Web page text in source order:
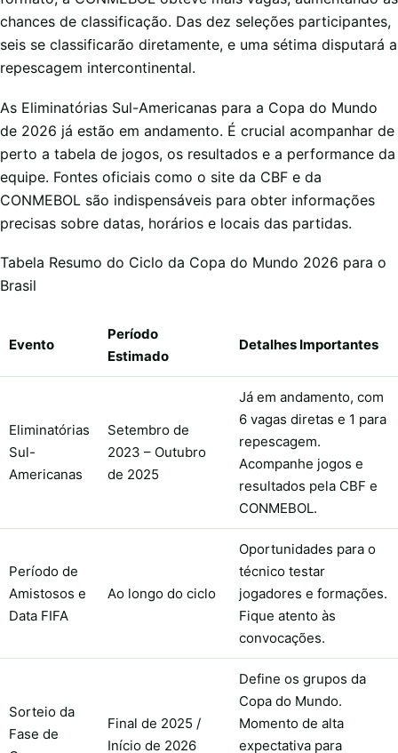
chances de classificação. Das dez seleções participantes,
seis se classificarão diretamente, e uma sétima disputará a
repescagem intercontinental.
As Eliminatórias Sul-Americanas para a Copa do Mundo
de 2026 já estão em andamento. É crucial acompanhar de
perto a tabela de jogos, os resultados e a performance da
equipe. Fontes oficiais como o site da CBF e da
CONMEBOL são indispensáveis para obter informações
precisas sobre datas, horários e locais das partidas.
Tabela Resumo do Ciclo da Copa do Mundo 2026 para o
Brasil
Evento
Período
Estimado
Detalhes Importantes
Eliminatórias
Sul-
Americanas
Setembro de
2023 – Outubro
de 2025
Já em andamento, com
6 vagas diretas e 1 para
repescagem.
Acompanhe jogos e
resultados pela CBF e
CONMEBOL.
Período de
Amistosos e
Data FIFA
Ao longo do ciclo
Oportunidades para o
técnico testar
jogadores e formações.
Fique atento às
convocações.
Sorteio da
Fase de
Final de 2025 /
Início de 2026
Define os grupos da
Copa do Mundo.
Momento de alta
expectativa para